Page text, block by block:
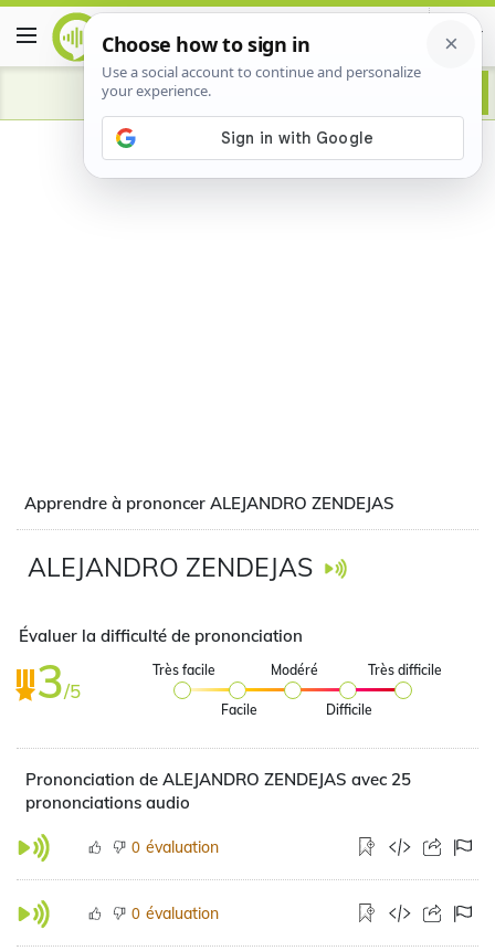
Advertisement
Apprendre à prononcer ALEJANDRO ZENDEJAS
ALEJANDRO ZENDEJAS
Évaluer la difficulté de prononciation
3/5
Très facile
Facile
Modéré
Difficile
Très difficile
Prononciation de ALEJANDRO ZENDEJAS avec 25
prononciations audio
0 évaluation
0 évaluation